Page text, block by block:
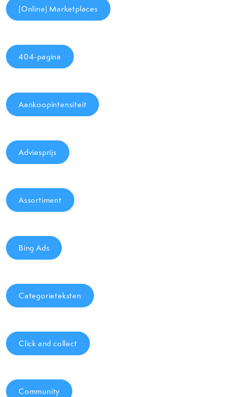
(Online) Marketplaces
404-pagina
Aankoopintensiteit
Adviesprijs
Assortiment
Bing Ads
Categorieteksten
Click and collect
Community